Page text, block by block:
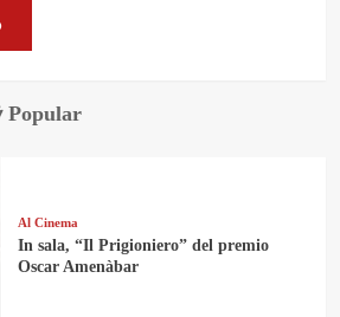
Popular
Al Cinema
In sala, “Il Prigioniero” del premio
Oscar Amenàbar